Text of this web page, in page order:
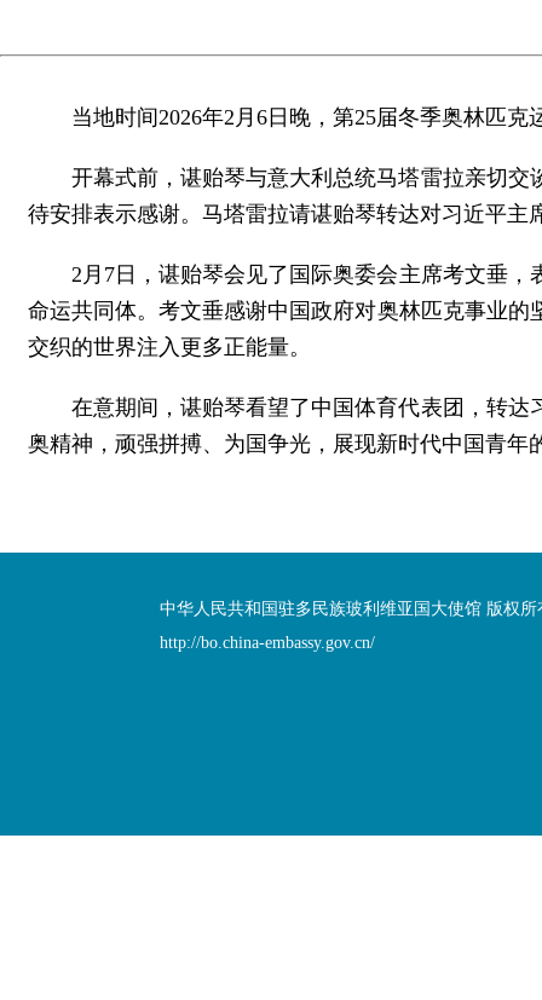
当地时间2026年2月6日晚，第25届冬季奥林匹
开幕式前，谌贻琴与意大利总统马塔雷拉亲切
待安排表示感谢。马塔雷拉请谌贻琴转达对习近平
2月7日，谌贻琴会见了国际奥委会主席考文垂
命运共同体。考文垂感谢中国政府对奥林匹克事业
交织的世界注入更多正能量。
在意期间，谌贻琴看望了中国体育代表团，转
奥精神，顽强拼搏、为国争光，展现新时代中国青
中华人民共和国驻多民族玻利维亚国大使馆 版权所
http://bo.china-embassy.gov.cn/